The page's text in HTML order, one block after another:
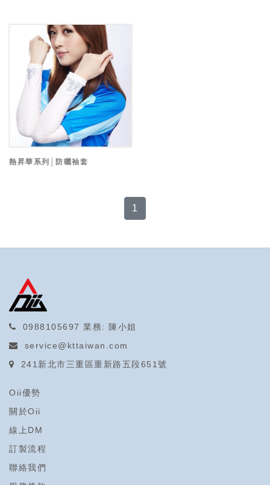
熱昇華系列│防曬袖套
1
0988105697 業務: 陳小姐
service@kttaiwan.com
241新北市三重區重新路五段651號
Oii優勢
關於Oii
線上DM
訂製流程
聯絡我們